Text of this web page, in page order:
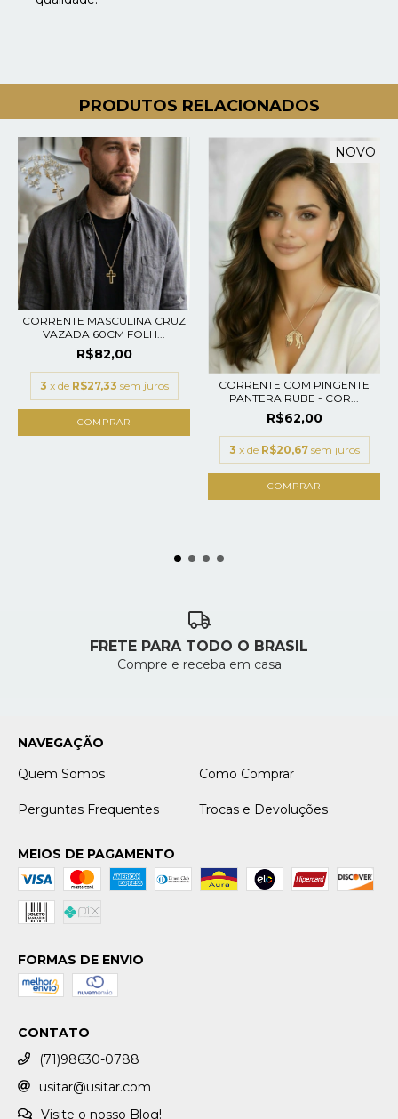
PRODUTOS RELACIONADOS
CORRENTE MASCULINA CRUZ
VAZADA 60CM FOLH...
R$82,00
3 x de R$27,33 sem juros
NOVO
CORRENTE COM PINGENTE
PANTERA RUBE - COR...
R$62,00
3 x de R$20,67 sem juros
FRETE PARA TODO O BRASIL
Compre e receba em casa
NAVEGAÇÃO
Quem Somos
Como Comprar
Perguntas Frequentes Trocas e Devoluções
MEIOS DE PAGAMENTO
FORMAS DE ENVIO
CONTATO
(71)98630-0788
usitar@usitar.com
Visite o nosso Blog!